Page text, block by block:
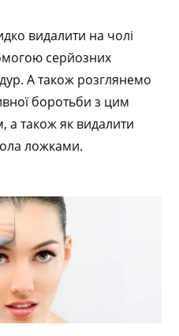
видалити на чолі
серйозних
А також розглянемо
боротьби з цим
також як видалити
ложками.